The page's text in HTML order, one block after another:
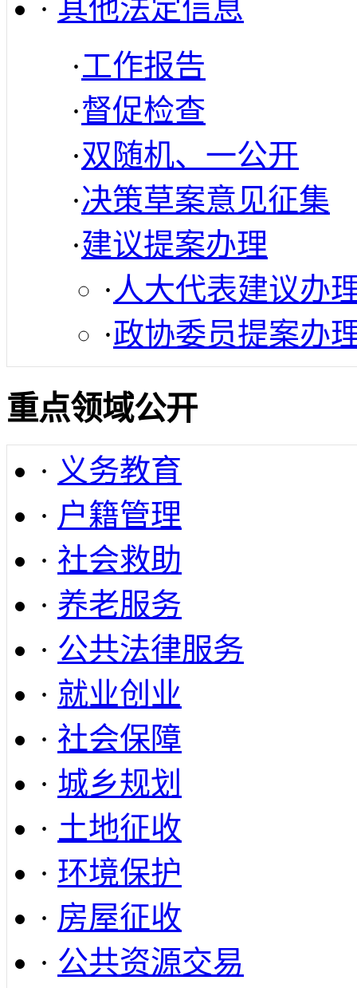
· 其他法定信息
·工作报告
·督促检查
·双随机、一公开
·决策草案意见征集
·建议提案办理
· 人大代表建议办
·政协委员提案办
重点领域公开
· 义务教育
· 户籍管理
· 社会救助
· 养老服务
· 公共法律服务
· 就业创业
· 社会保障
· 城乡规划
· 土地征收
· 环境保护
· 房屋征收
· 公共资源交易